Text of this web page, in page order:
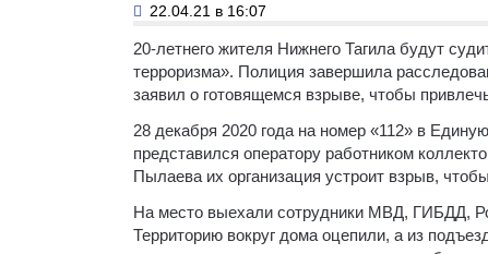
22.04.21 в 16:07
20-летнего жителя Нижнего Тагила будут
терроризма». Полиция завершила
заявил о готовящемся взрыве, чтобы
28 декабря 2020 года на номер «112» в
представился оператору работником
Пылаева их организация устроит взрыв,
На место выехали сотрудники МВД, ГИБДД,
Территорию вокруг дома оцепили, а из